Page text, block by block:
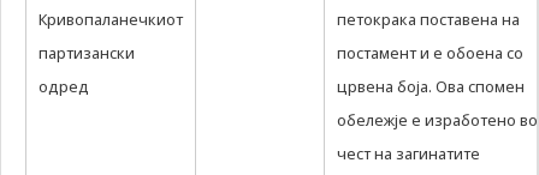
Кривопаланечкиот
партизански
одред
петокрака поставена на
постамент и е обоена со
црвена боја. Ова спомен
обележје е изработено во
чест на загинатите